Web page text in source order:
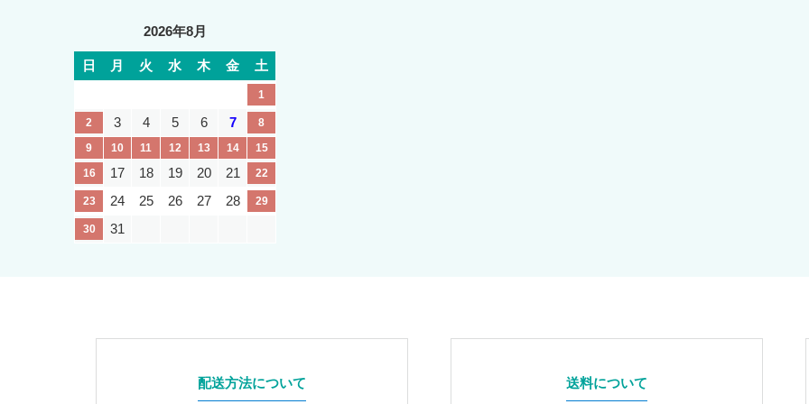
2026年8月
日 月 火 水 木 金 土
1
2 3 4 5 6 7
8
9
10 11 12 13 14
15
16
17 18 19 20 21 22
23 24 25 26 27 28 29
30 31
配送方法について 送料について